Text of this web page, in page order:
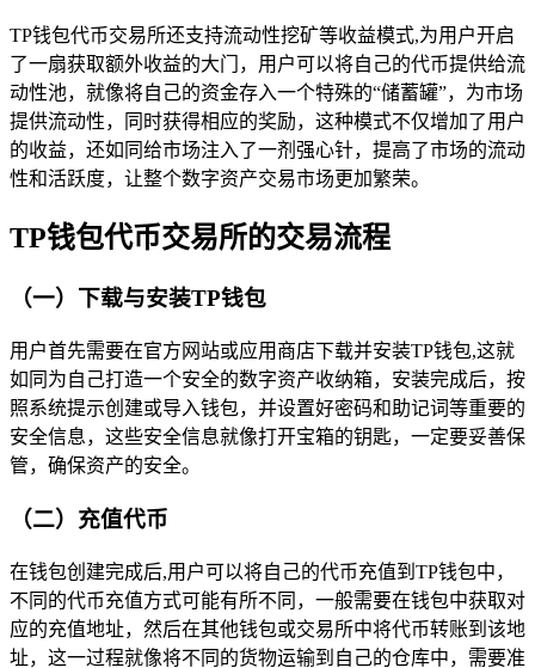
TP钱包代币交易所还支持流动性挖矿等收益模式,为用户开启
了一扇获取额外收益的大门，用户可以将自己的代币提供给流
动性池，就像将自己的资金存入一个特殊的“储蓄罐”，为市场
提供流动性，同时获得相应的奖励，这种模式不仅增加了用户
的收益，还如同给市场注入了一剂强心针，提高了市场的流动
性和活跃度，让整个数字资产交易市场更加繁荣。
TP钱包代币交易所的交易流程
（一）下载与安装TP钱包
用户首先需要在官方网站或应用商店下载并安装TP钱包,这就
如同为自己打造一个安全的数字资产收纳箱，安装完成后，按
照系统提示创建或导入钱包，并设置好密码和助记词等重要的
安全信息，这些安全信息就像打开宝箱的钥匙，一定要妥善保
管，确保资产的安全。
（二）充值代币
在钱包创建完成后,用户可以将自己的代币充值到TP钱包中，
不同的代币充值方式可能有所不同，一般需要在钱包中获取对
应的充值地址，然后在其他钱包或交易所中将代币转账到该地
址，这一过程就像将不同的货物运输到自己的仓库中，需要准